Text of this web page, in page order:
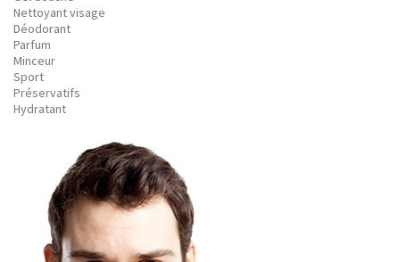
Nettoyant visage
Déodorant
Parfum
Minceur
Sport
Préservatifs
Hydratant